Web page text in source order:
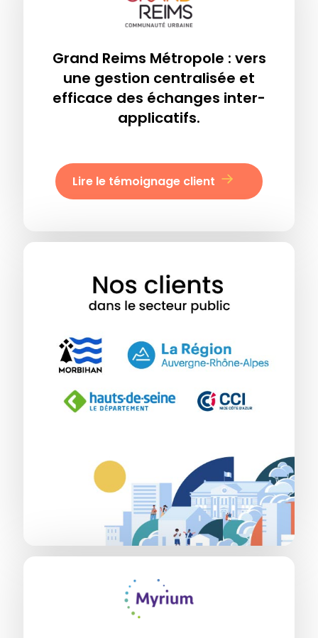
Grand Reims Métropole : vers
une gestion centralisée et
efficace des échanges inter-
applicatifs.
Lire le témoignage client